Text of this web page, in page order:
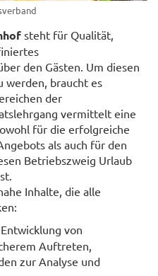
steht für Qualität,
den Gästen. Um diesen
werden, braucht es
der
vermittelt eine
für die erfolgreiche
als auch für den
Betriebszweig Urlaub
Inhalte, die alle
von
Auftreten,
zur Analyse und